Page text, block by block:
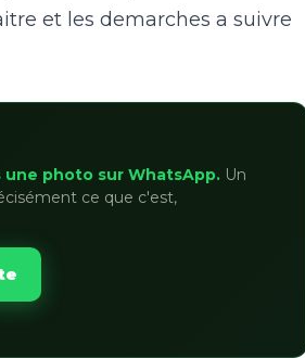
et les demarches a suivre
une photo sur WhatsApp. Un
ce que c'est,